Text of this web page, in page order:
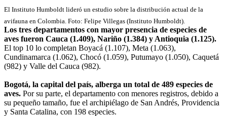
El Instituto Humboldt lideró un estudio sobre la distribución actual de la
avifauna en Colombia. Foto: Felipe Villegas (Instituto Humboldt).
Los tres departamentos con mayor presencia de especies de
aves fueron Cauca (1.409), Nariño (1.384) y Antioquia (1.125).
El top 10 lo completan Boyacá (1.107), Meta (1.063),
Cundinamarca (1.062), Chocó (1.059), Putumayo (1.050), Caquetá
(982) y Valle del Cauca (982).
Bogotá, la capital del país, alberga un total de 489 especies de
aves. Por su parte, el departamento con menores registros, debido a
su pequeño tamaño, fue el archipiélago de San Andrés, Providencia
y Santa Catalina, con 198 especies.